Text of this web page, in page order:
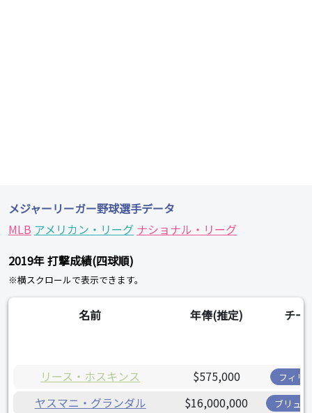
メジャーリーガー野球選手データ
MLB アメリカン・リーグ ナショナル・リーグ
2019年 打撃成績(四球順)
※横スクロールで表示できます。
名前 年俸(推定) チー
リース・ホスキンス $575,000 フィリ
ヤスマニ・グランダル $16,000,000 ブリュ